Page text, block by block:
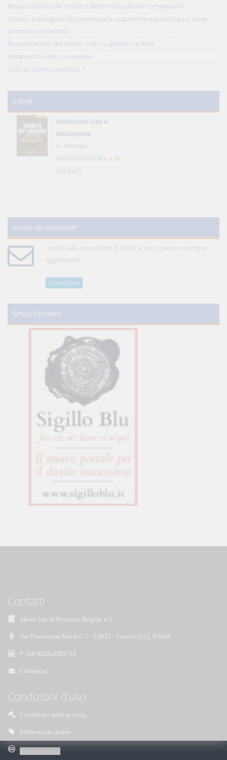
Responsabilità del notaio: l'illecito disciplinare conseguente
Credito privilegiato del promissario acquirente e ipoteche sul bene
promesso in vendita
Responsabilità del notaio: natura giuridica e limiti
Reciprocità delle concessioni
Tutti gli ultimi contributi >
E-Book
Usufrutto Uso e
Abitazione
D. Minussi
Versione ebook € 4,19
(iva incl.)
Iscriviti alla Newsletter
Iscriviti alla newsletter di WikiJus per rimanere sempre
aggiornato!
Iscriviti ora
Servizi innovativi
Contatti
Akros Sas di Pirovano Brigida e C.
Via Provinciale Nord n. 1 - 23837 - Taceno (LC), ITALIA
P. IVA 02263080133
Contattaci
Condizioni d'uso
Condizioni della privacy
Preferenze cookie